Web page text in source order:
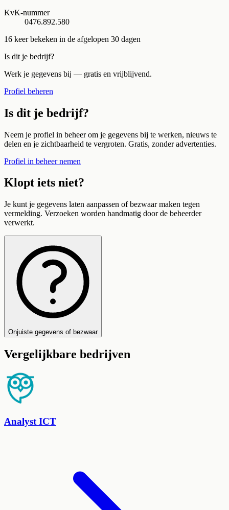
KvK-nummer
0476.892.580
16 keer bekeken in de afgelopen 30 dagen
Is dit je bedrijf?
Werk je gegevens bij — gratis en vrijblijvend.
Profiel beheren
Is dit je bedrijf?
Neem je profiel in beheer om je gegevens bij te werken, nieuws te
delen en je zichtbaarheid te vergroten. Gratis, zonder advertenties.
Profiel in beheer nemen
Klopt iets niet?
Je kunt je gegevens laten aanpassen of bezwaar maken tegen
vermelding. Verzoeken worden handmatig door de beheerder
verwerkt.
Onjuiste gegevens of bezwaar
Vergelijkbare bedrijven
Analyst ICT